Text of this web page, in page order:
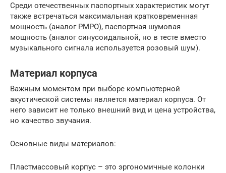
Среди отечественных паспортных характеристик могут
также встречаться максимальная кратковременная
мощность (аналог PMPO), паспортная шумовая
мощность (аналог синусоидальной, но в тесте вместо
музыкального сигнала используется розовый шум).
Материал корпуса
Важным моментом при выборе компьютерной
акустической системы является материал корпуса. От
него зависит не только внешний вид и цена устройства,
но качество звучания.
Основные виды материалов:
Пластмассовый корпус – это эргономичные колонки